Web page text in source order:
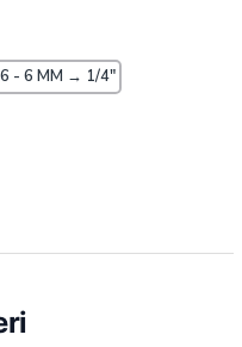
- 6 MM → 1/4"